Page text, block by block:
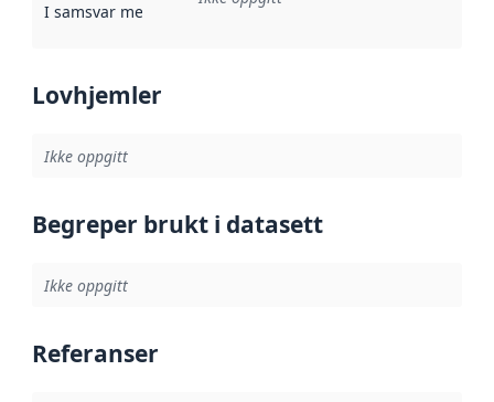
I samsvar med Referanse til en implementasjonsregel
Lovhjemler
Ikke oppgitt
Begreper brukt i datasett
Ikke oppgitt
Referanser